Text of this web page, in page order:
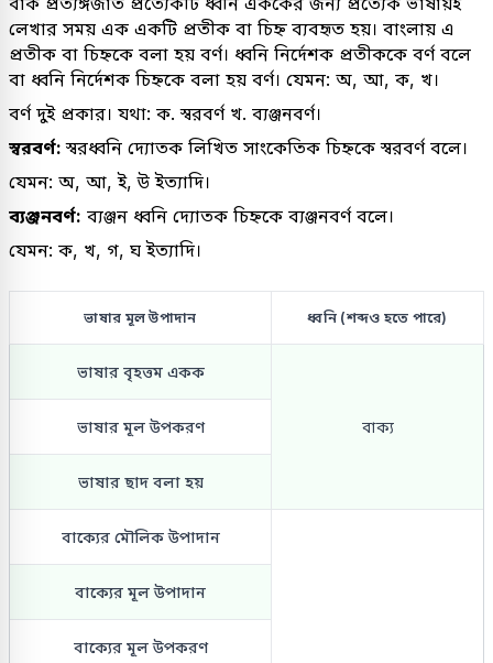
লেখার সময় এক একটি প্রতীক বা চিহ্ন ব্যবহৃত হয়। বাংলায় এ
প্রতীক বা চিহ্নকে বলা হয় বর্ণ। ধ্বনি নির্দেশক প্রতীককে বর্ণ বলে
বা ধ্বনি নির্দেশক চিহ্নকে বলা হয় বর্ণ। যেমন: অ, আ, ক, খ।
বর্ণ দুই প্রকার। যথা: ক. স্বরবর্ণ খ. ব্যঞ্জনবর্ণ।
স্বরবর্ণ:স্বরধ্বনি দ্যোতক লিখিত সাংকেতিক চিহ্নকে স্বরবর্ণ বলে।
যেমন: অ, আ, ই, উ ইত্যাদি।
ব্যঞ্জনবর্ণ: ব্যঞ্জন ধ্বনি দ্যোতক চিহ্নকে ব্যঞ্জনবর্ণ বলে।
যেমন: ক, খ, গ, ঘ ইত্যাদি।
ভাষার মূল উপাদান ধ্বনি (শব্দও হতে পারে)
ভাষার বৃহত্তম একক
বাক্য
ভাষার মূল উপকরণ
ভাষার ছাদ বলা হয়
বাক্যের মৌলিক উপাদান
বাক্যের মূল উপাদান
বাক্যের মূল উপকরণ